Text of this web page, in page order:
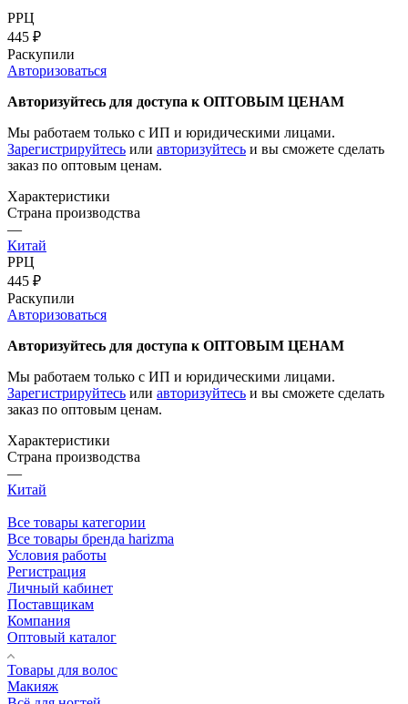
РРЦ
445 ₽
Раскупили
Авторизоваться
Авторизуйтесь для доступа к ОПТОВЫМ ЦЕНАМ
Мы работаем только с ИП и юридическими лицами.
Зарегистрируйтесь или авторизуйтесь и вы сможете сделать
заказ по оптовым ценам.
Характеристики
Страна производства
—
Китай
РРЦ
445 ₽
Раскупили
Авторизоваться
Авторизуйтесь для доступа к ОПТОВЫМ ЦЕНАМ
Мы работаем только с ИП и юридическими лицами.
Зарегистрируйтесь или авторизуйтесь и вы сможете сделать
заказ по оптовым ценам.
Характеристики
Страна производства
—
Китай
Все товары категории
Все товары бренда harizma
Условия работы
Регистрация
Личный кабинет
Поставщикам
Компания
Оптовый каталог
Товары для волос
Макияж